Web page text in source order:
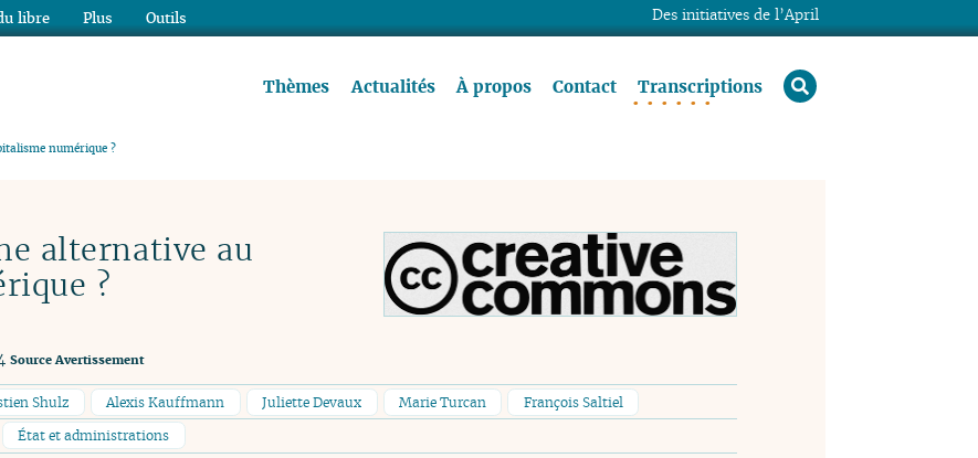
Thèmes Actualités À propos Contact Transcriptions rechercher
numérique ?
alternative au
?
Source Avertissement
Shulz Alexis Kauffmann Juliette Devaux Marie Turcan François Saltiel
État et administrations
Des initiatives de l’April
libre Plus Outils